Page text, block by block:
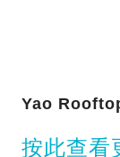
Yao
按此查看